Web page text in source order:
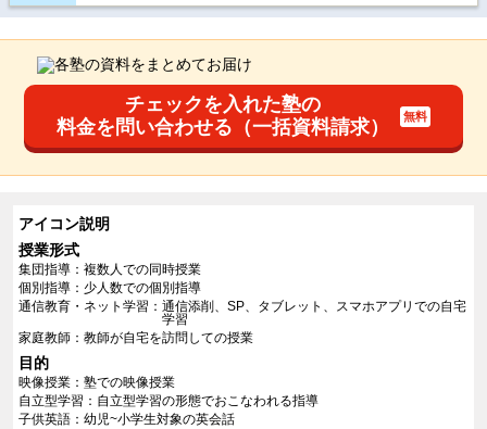
チェックを入れた塾の
料金を問い合わせる（一括資料請求）
アイコン説明
授業形式
集団指導
複数人での同時授業
個別指導
少人数での個別指導
通信教育・ネット学習
通信添削、SP、タブレット、スマホアプリでの自宅
学習
家庭教師
教師が自宅を訪問しての授業
目的
映像授業
塾での映像授業
自立型学習
自立型学習の形態でおこなわれる指導
子供英語
幼児~小学生対象の英会話